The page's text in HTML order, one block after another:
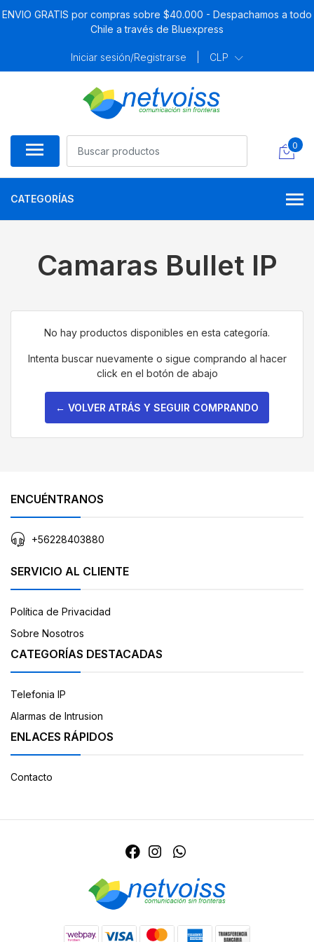
ENVIO GRATIS por compras sobre $40.000 - Despachamos a todo
Chile a través de Bluexpress
Iniciar sesión/Registrarse CLP
0
CATEGORÍAS
Camaras Bullet IP
No hay productos disponibles en esta categoría.
Intenta buscar nuevamente o sigue comprando al hacer
click en el botón de abajo
← VOLVER ATRÁS Y SEGUIR COMPRANDO
ENCUÉNTRANOS
+56228403880
SERVICIO AL CLIENTE
Política de Privacidad
Sobre Nosotros
CATEGORÍAS DESTACADAS
Telefonia IP
Alarmas de Intrusion
ENLACES RÁPIDOS
Contacto